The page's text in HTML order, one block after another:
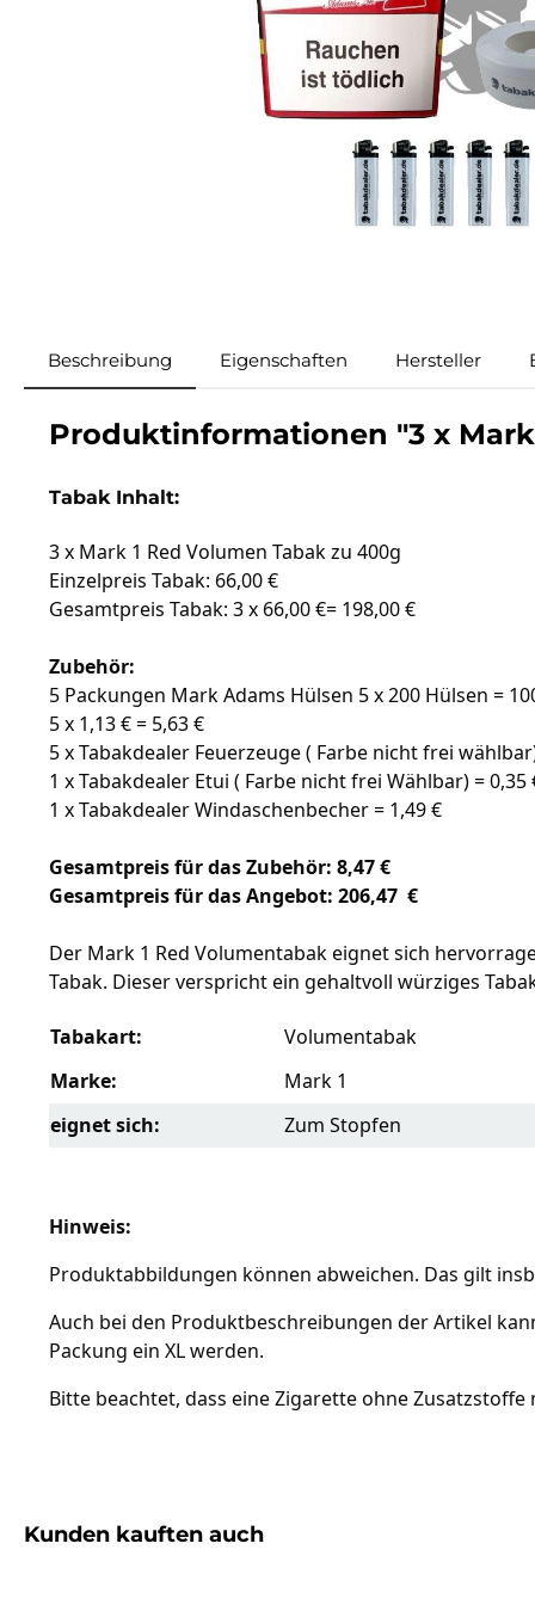
Beschreibung Eigenschaften Hersteller
Produktinformationen "3 x
Tabak Inhalt:
3 x Mark 1 Red Volumen Tabak zu 400g
Einzelpreis Tabak: 66,00 €
Gesamtpreis Tabak: 3 x 66,00 €= 198,00 €
Zubehör:
5 Packungen Mark Adams Hülsen 5 x 200 Hülsen =
5 x 1,13 € = 5,63 €
5 x Tabakdealer Feuerzeuge ( Farbe nicht frei
1 x Tabakdealer Etui ( Farbe nicht frei Wählbar) = 0,35
1 x Tabakdealer Windaschenbecher = 1,49 €
Gesamtpreis für das Zubehör: 8,47 €
Gesamtpreis für das Angebot: 206,47 €
Der Mark 1 Red Volumentabak eignet sich
Tabak. Dieser verspricht ein gehaltvoll würziges
Tabakart:
Volumentabak
Marke:
Mark 1
eignet sich:
Zum Stopfen
Hinweis:
Produktabbildungen können abweichen. Das gilt
Auch bei den Produktbeschreibungen der Artikel
Packung ein XL werden.
Bitte beachtet, dass eine Zigarette ohne
Produktgalerie überspringen
Kunden kauften auch